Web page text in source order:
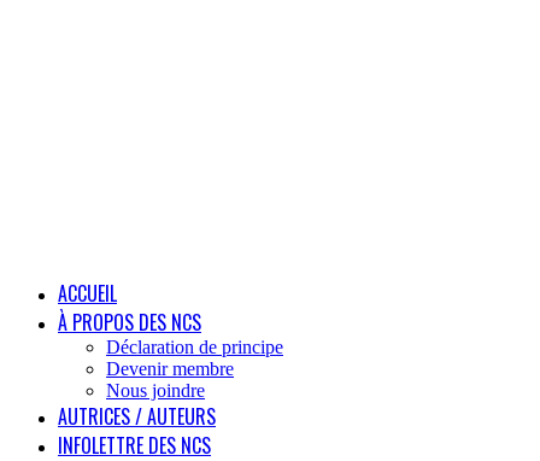
ACCUEIL
À PROPOS DES NCS
Déclaration de principe
Devenir membre
Nous joindre
AUTRICES / AUTEURS
INFOLETTRE DES NCS